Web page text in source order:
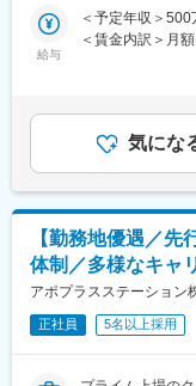
(3)豊富なプロジ
業他社と比較し
・入社3年目（
当）
・入社5年目（
変更の範囲：会
非お気軽にご応
関与しています
・日本において
定める事業所
給与
＜予定年収＞
＜賃金内訳＞月
ジェクト稼働手
間以上）■変動
センティブ：3月
選考を通じて上
含めた表記です。
気にな
【勤務地優遇／
体制／多様なキャ
アポプラスステーション
正社員 5名以上採用